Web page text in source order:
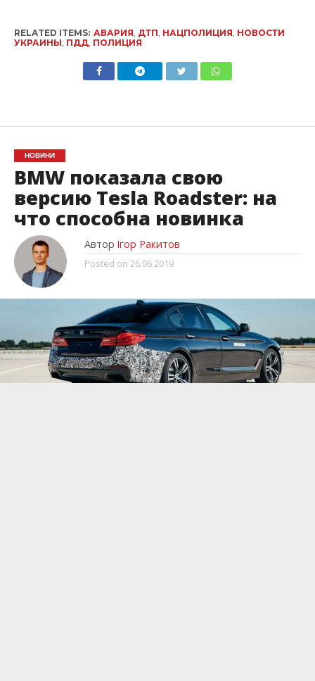
RELATED ITEMS: АВАРИЯ, ДТП, НАЦПОЛИЦИЯ, НОВОСТИ
УКРАИНЫ, ПДД, ПОЛИЦИЯ
НОВИНИ
BMW показала свою
версию Tesla Roadster: на
что способна новинка
Автор Ігор Ракитов
Posted on 26.06.2019